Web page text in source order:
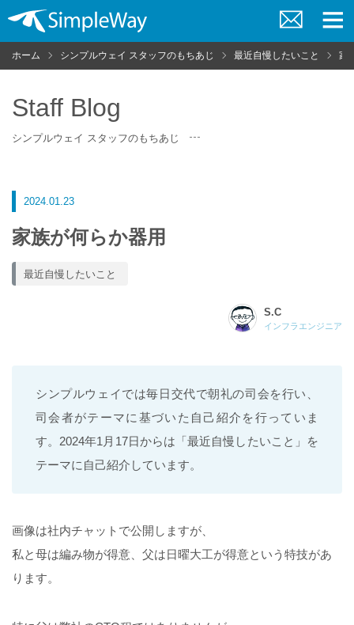
問
い
ニ
ュ
ホーム シンプルウェイ スタッフのもちあじ 最近自慢したいこと 家
Staff Blog
シンプルウェイ スタッフのもちあじ
2024.01.23
家族が何らか器用
最近自慢したいこと
S.C
インフラエンジニア
シンプルウェイでは毎日交代で朝礼の司会を行い、
司会者がテーマに基づいた自己紹介を行っていま
す。2024年1月17日からは「最近自慢したいこと」を
テーマに自己紹介しています。
画像は社内チャットで公開しますが、
私と母は編み物が得意、父は日曜大工が得意という特技があ
ります。